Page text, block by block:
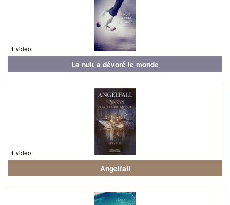
1 vidéo
La nuit a dévoré le monde
1 vidéo
Angelfall